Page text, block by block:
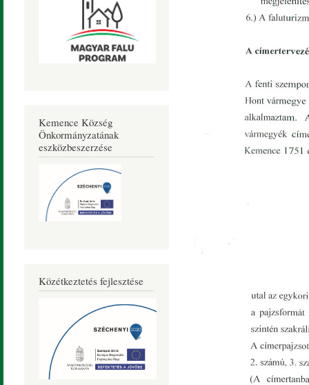
Kemence Község
Önkormányzatának
eszközbeszerzése
Közétkeztetés fejlesztése